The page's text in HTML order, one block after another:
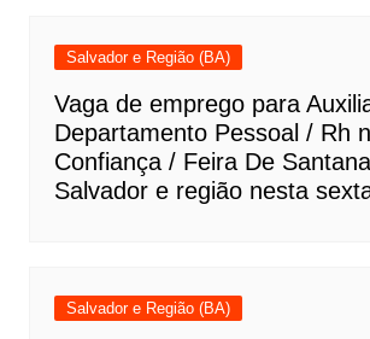
Salvador e Região (BA)
Vaga de emprego para
Departamento Pessoal / Rh
Confiança / Feira De
Salvador e região nesta
Salvador e Região (BA)